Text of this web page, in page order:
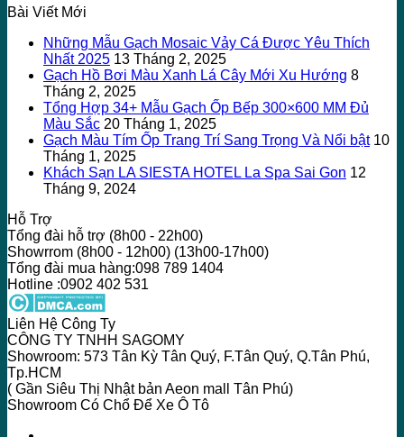
Bài Viết Mới
Những Mẫu Gạch Mosaic Vảy Cá Được Yêu Thích
Nhất 2025 13 Tháng 2, 2025
Gạch Hồ Bơi Màu Xanh Lá Cây Mới Xu Hướng 8
Tháng 2, 2025
Tổng Hợp 34+ Mẫu Gạch Ốp Bếp 300×600 MM Đủ
Màu Sắc 20 Tháng 1, 2025
Gạch Màu Tím Ốp Trang Trí Sang Trọng Và Nổi bật 10
Tháng 1, 2025
Khách Sạn LA SIESTA HOTEL La Spa Sai Gon 12
Tháng 9, 2024
Hỗ Trợ
Tổng đài hỗ trợ (8h00 - 22h00)
Showrrom (8h00 - 12h00) (13h00-17h00)
Tổng đài mua hàng:098 789 1404
Hotline :0902 402 531
Liên Hệ Công Ty
CÔNG TY TNHH SAGOMY
Showroom: 573 Tân Kỳ Tân Quý, F.Tân Quý, Q.Tân Phú,
Tp.HCM
( Gần Siêu Thị Nhật bản Aeon mall Tân Phú)
Showroom Có Chổ Để Xe Ô Tô